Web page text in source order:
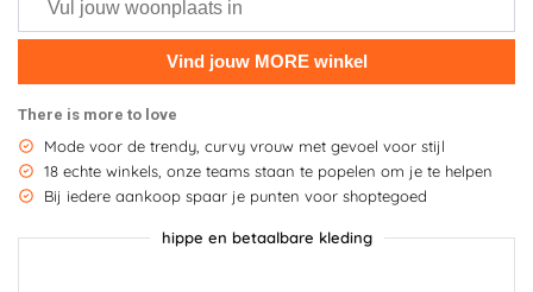
There is more to love
Mode voor de trendy, curvy vrouw met gevoel voor stijl
18 echte winkels, onze teams staan te popelen om je te helpen
Bij iedere aankoop spaar je punten voor shoptegoed
hippe en betaalbare kleding